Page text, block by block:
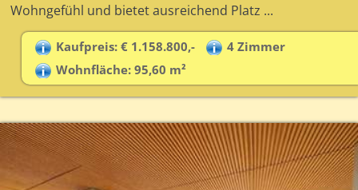
Wohngefühl und bietet ausreichend Platz ...
Kaufpreis: € 1.158.800,-
4 Zimmer
Wohnfläche: 95,60 m²